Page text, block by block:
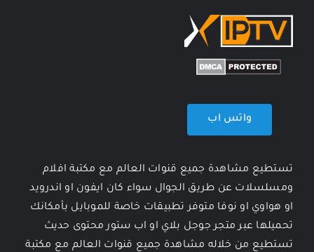
واتس اب
تستطيع مشاهدة جميع قنوات العالم مع مكتبة افلام
ومسلسلات عن طريق الجوال سواء كان ايفون او اندرويد
او هواوي او نوفا متوفر تطبيقات خاصة للموبايل بأمكانك
تحميلها عبر متجر جوجل بلاي او اب ستور محتوى حديث
تستطيع من خلاله مشاهدة جميع قنوات العالم مع مكتبة